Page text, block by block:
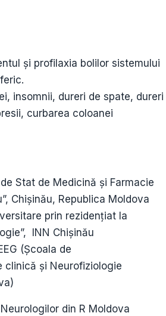
şi profilaxia bolilor sistemului
insomnii, dureri de spate, dureri
curbarea coloanei
Stat de Medicină şi Farmacie
Chişinău, Republica Moldova
prin rezidenţiat la
INN Chișinău
(Școala de
clinică și Neurofiziologie
din R Moldova